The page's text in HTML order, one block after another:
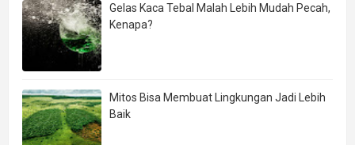
Gelas Kaca Tebal Malah Lebih Mudah Pecah,
Kenapa?
Mitos Bisa Membuat Lingkungan Jadi Lebih
Baik